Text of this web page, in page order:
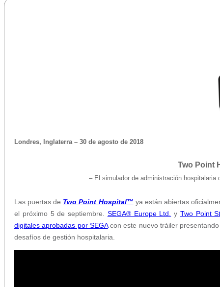
Londres, Inglaterra – 30 de agosto de 2018
Two Point
– El simulador de administración
Las puertas de Two Point Hospital™ ya están abiertas
el próximo 5 de septiembre. SEGA® Europe Ltd. y Two Point
digitales aprobadas por SEGAcon este nuevo tráiler
desafíos de gestión hospitalaria.